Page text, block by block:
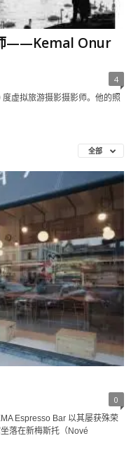
——Kemal Onur
4
虚拟旅游摄影摄影师。他的照
全部
0
Espresso Bar 以其屡获殊荣
落在新梅斯托（Nové